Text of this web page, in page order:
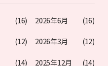
(16) 2026年6月 (16)
(12) 2026年3月 (12)
(14) 2025年12月 (14)